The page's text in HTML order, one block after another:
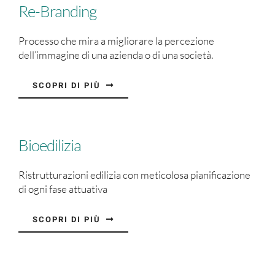
Re-Branding
Processo che mira a migliorare la percezione
dell’immagine di una azienda o di una società.
SCOPRI DI PIÙ
Bioedilizia
Ristrutturazioni edilizia con meticolosa pianificazione
di ogni fase attuativa
SCOPRI DI PIÙ